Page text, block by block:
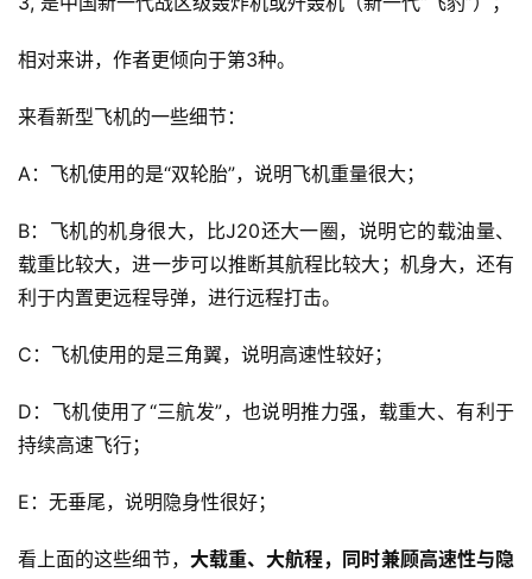
相对来讲，作者更倾向于第3种。
来看新型飞机的一些细节：
A：飞机使用的是“双轮胎”，说明飞机重量很大；
B：飞机的机身很大，比J20还大一圈，说明它的载油量、
载重比较大，进一步可以推断其航程比较大；机身大，还有
利于内置更远程导弹，进行远程打击。
C：飞机使用的是三角翼，说明高速性较好；
D：飞机使用了“三航发”，也说明推力强，载重大、有利于
持续高速飞行；
E：无垂尾，说明隐身性很好；
看上面的这些细节， 大载重、大航程，同时兼顾高速性与隐